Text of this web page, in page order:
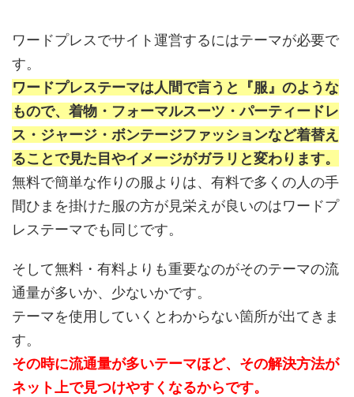
ワードプレスでサイト運営するにはテーマが必要で
す。
ワードプレステーマは人間で言うと『服』のような
もので、着物・フォーマルスーツ・パーティードレ
ス・ジャージ・ボンテージファッションなど着替え
ることで見た目やイメージがガラリと変わります。
無料で簡単な作りの服よりは、有料で多くの人の手
間ひまを掛けた服の方が見栄えが良いのはワードプ
レステーマでも同じです。
そして無料・有料よりも重要なのがそのテーマの流
通量が多いか、少ないかです。
テーマを使用していくとわからない箇所が出てきま
す。
その時に流通量が多いテーマほど、その解決方法が
ネット上で見つけやすくなるからです。